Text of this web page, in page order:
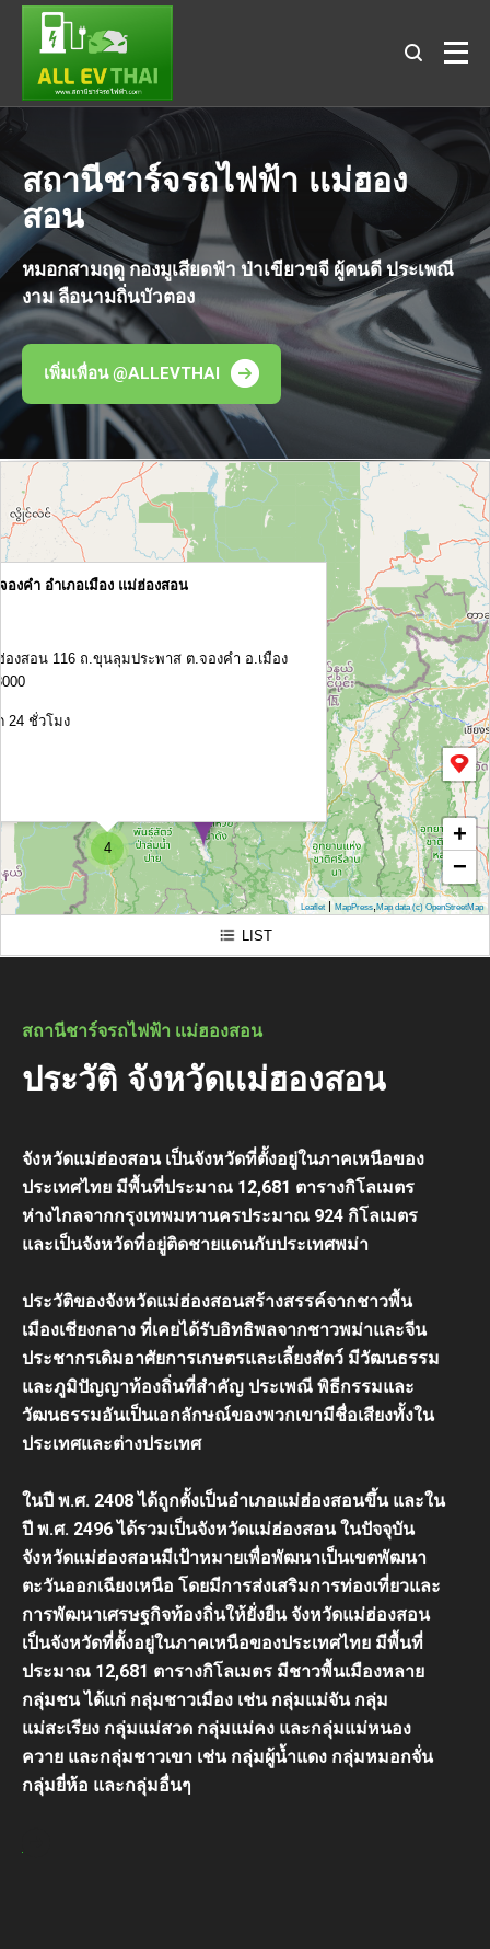
สถานีชาร์จรถไฟฟ้า เเม่ฮอง
สอน
หมอกสามฤดู กองมูเสียดฟ้า ป่าเขียวขจี ผู้คนดี ประเพณี
งาม ลือนามถิ่นบัวตอง
เพิ่มเพื่อน @ALLEVTHAI
สถานีชาร์จรถไฟฟ้า เเม่ฮองสอน
ประวัติ จังหวัดเเม่ฮองสอน
จังหวัดแม่ฮ่องสอน เป็นจังหวัดที่ตั้งอยู่ในภาคเหนือของ
ประเทศไทย มีพื้นที่ประมาณ 12,681 ตารางกิโลเมตร
ห่างไกลจากกรุงเทพมหานครประมาณ 924 กิโลเมตร
และเป็นจังหวัดที่อยู่ติดชายแดนกับประเทศพม่า
ประวัติของจังหวัดแม่ฮ่องสอนสร้างสรรค์จากชาวพื้น
เมืองเชียงกลาง ที่เคยได้รับอิทธิพลจากชาวพม่าและจีน
ประชากรเดิมอาศัยการเกษตรและเลี้ยงสัตว์ มีวัฒนธรรม
และภูมิปัญญาท้องถิ่นที่สำคัญ ประเพณี พิธีกรรมและ
วัฒนธรรมอันเป็นเอกลักษณ์ของพวกเขามีชื่อเสียงทั้งใน
ประเทศและต่างประเทศ
ในปี พ.ศ. 2408 ได้ถูกตั้งเป็นอำเภอแม่ฮ่องสอนขึ้น และใน
ปี พ.ศ. 2496 ได้รวมเป็นจังหวัดแม่ฮ่องสอน ในปัจจุบัน
จังหวัดแม่ฮ่องสอนมีเป้าหมายเพื่อพัฒนาเป็นเขตพัฒนา
ตะวันออกเฉียงเหนือ โดยมีการส่งเสริมการท่องเที่ยวและ
การพัฒนาเศรษฐกิจท้องถิ่นให้ยั่งยืน จังหวัดแม่ฮ่องสอน
เป็นจังหวัดที่ตั้งอยู่ในภาคเหนือของประเทศไทย มีพื้นที่
ประมาณ 12,681 ตารางกิโลเมตร มีชาวพื้นเมืองหลาย
กลุ่มชน ได้แก่ กลุ่มชาวเมือง เช่น กลุ่มแม่จัน กลุ่ม
แม่สะเรียง กลุ่มแม่สวด กลุ่มแม่คง และกลุ่มแม่หนอง
ควาย และกลุ่มชาวเขา เช่น กลุ่มผู้น้ำแดง กลุ่มหมอกจั่น
กลุ่มยี่ห้อ และกลุ่มอื่นๆ